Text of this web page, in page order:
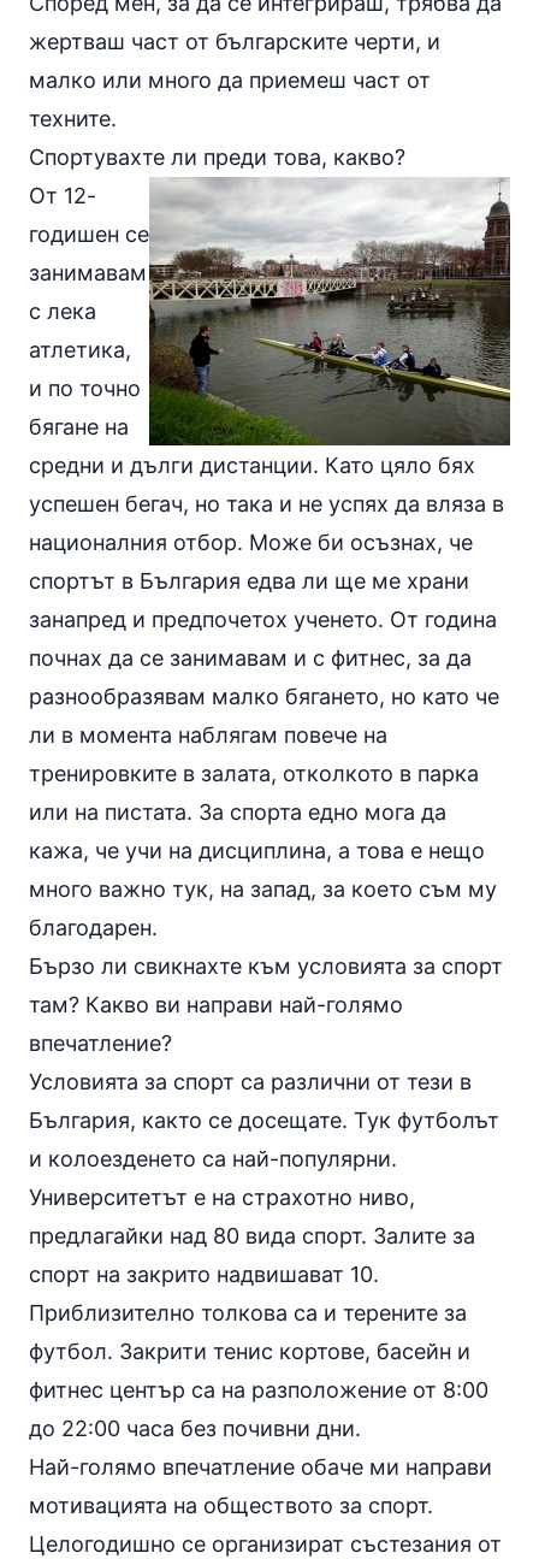
жертваш част от българските черти, и
малко или много да приемеш част от
техните.
Спортувахте ли преди това, какво?
От 12-
годишен се
занимавам
с лека
атлетика,
и по точно
бягане на
средни и дълги дистанции. Като цяло бях
успешен бегач, но така и не успях да вляза в
националния отбор. Може би осъзнах, че
спортът в България едва ли ще ме храни
занапред и предпочетох ученето. От година
почнах да се занимавам и с фитнес, за да
разнообразявам малко бягането, но като че
ли в момента наблягам повече на
тренировките в залата, отколкото в парка
или на пистата. За спорта едно мога да
кажа, че учи на дисциплина, а това е нещо
много важно тук, на запад, за което съм му
благодарен.
Бързо ли свикнахте към условията за спорт
там? Какво ви направи най-голямо
впечатление?
Условията за спорт са различни от тези в
България, както се досещате. Тук футболът
и колоезденето са най-популярни.
Университетът е на страхотно ниво,
предлагайки над 80 вида спорт. Залите за
спорт на закрито надвишават 10.
Приблизително толкова са и терените за
футбол. Закрити тенис кортове, басейн и
фитнес център са на разположение от 8:00
до 22:00 часа без почивни дни.
Най-голямо впечатление обаче ми направи
мотивацията на обществото за спорт.
Целогодишно се организират състезания от